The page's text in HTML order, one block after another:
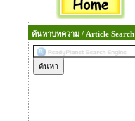
ค้นหาบทความ / Article Search